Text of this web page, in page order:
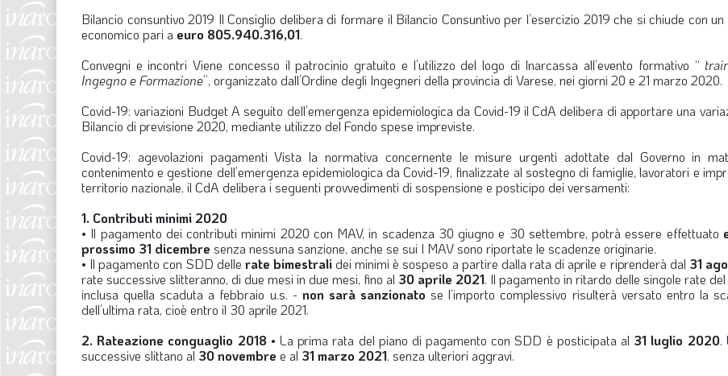
Bilancio consuntivo 2019 Il Consiglio delibera di formare il Bilancio Consuntivo per l’esercizio 2019 che si chiude con un
economico pari a euro 805.940.316,01.
Convegni e incontri Viene concesso il patrocinio gratuito e l’utilizzo del logo di Inarcassa all’evento formativo “
Ingegno e Formazione”, organizzato dall’Ordine degli Ingegneri della provincia di Varese, nei giorni 20 e 21 marzo 2020.
Covid-19: variazioni Budget A seguito dell’emergenza epidemiologica da Covid-19 il CdA delibera di apportare una
Bilancio di previsione 2020, mediante utilizzo del Fondo spese impreviste.
Covid-19: agevolazioni pagamenti Vista la normativa concernente le misure urgenti adottate dal Governo in
contenimento e gestione dell’emergenza epidemiologica da Covid-19, finalizzate al sostegno di famiglie, lavoratori e
territorio nazionale, il CdA delibera i seguenti provvedimenti di sospensione e posticipo dei versamenti:
1. Contributi minimi 2020
• Il pagamento dei contributi minimi 2020 con MAV, in scadenza 30 giugno e 30 settembre, potrà essere effettuato
prossimo 31 dicembre senza nessuna sanzione, anche se sui I MAV sono riportate le scadenze originarie.
• Il pagamento con SDD delle rate bimestralidei minimi è sospeso a partire dalla rata di aprile e riprenderà dal 31
rate successive slitteranno, di due mesi in due mesi, fino al 30 aprile 2021. Il pagamento in ritardo delle singole rate
inclusa quella scaduta a febbraio u.s. - non sarà sanzionato se l’importo complessivo risulterà versato entro la
dell’ultima rata, cioè entro il 30 aprile 2021.
2. Rateazione conguaglio 2018 • La prima rata del piano di pagamento con SDD è posticipata al 31 luglio 2020.
successive slittano al 30 novembre e al 31 marzo 2021, senza ulteriori aggravi.